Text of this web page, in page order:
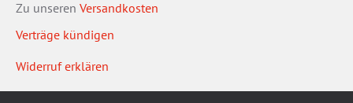
Zu unseren Versandkosten
Verträge kündigen
Widerruf erklären